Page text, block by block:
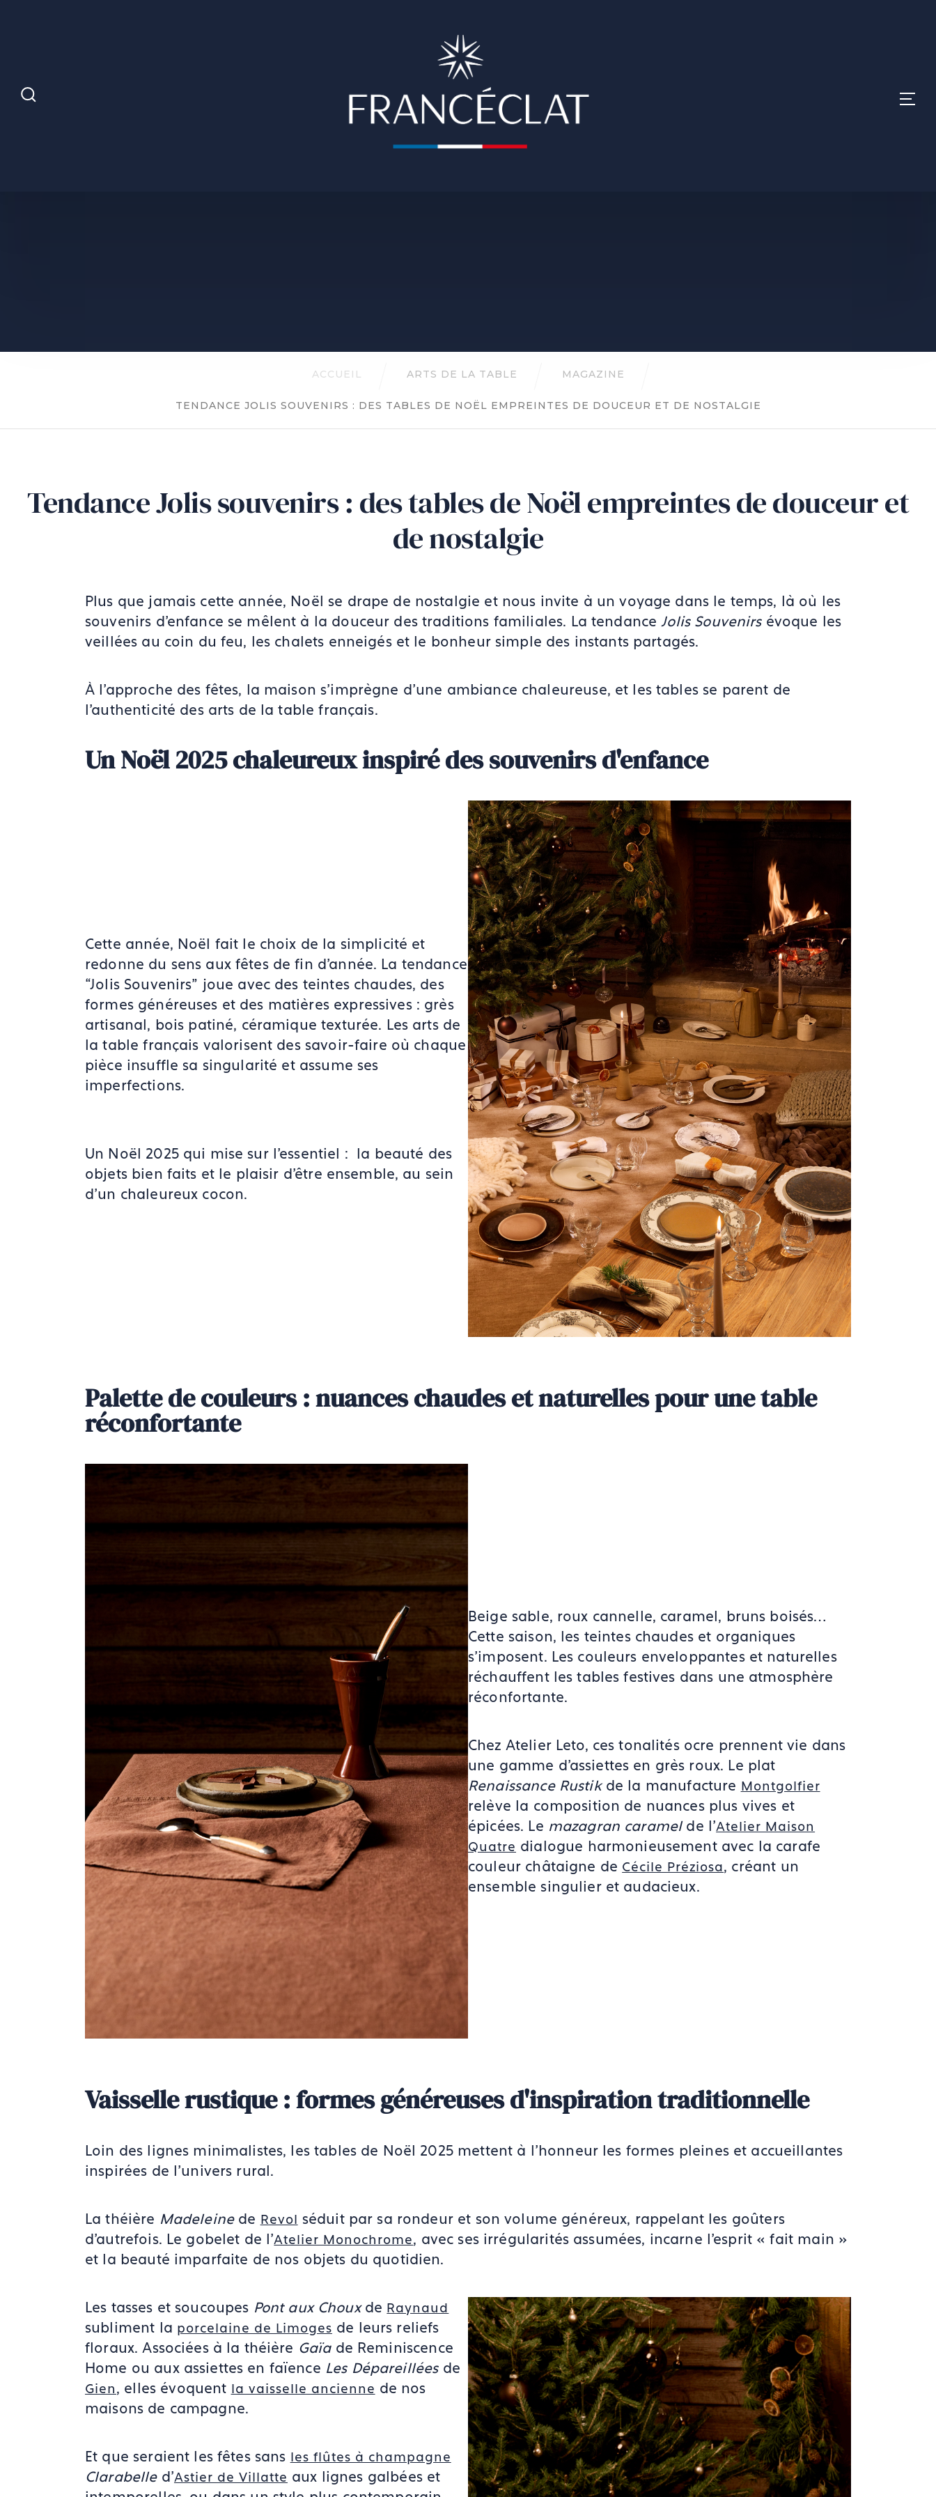
ACCUEIL ARTS DE LA TABLE MAGAZINE
TENDANCE JOLIS SOUVENIRS : DES TABLES DE NOËL EMPREINTES DE DOUCEUR ET DE NOSTALGIE
Tendance Jolis souvenirs : des tables de Noël empreintes de douceur et
de nostalgie
Plus que jamais cette année, Noël se drape de nostalgie et nous invite à un voyage dans le temps, là où les
souvenirs d'enfance se mêlent à la douceur des traditions familiales. La tendance Jolis Souvenirs évoque les
veillées au coin du feu, les chalets enneigés et le bonheur simple des instants partagés.
À l'approche des fêtes, la maison s'imprègne d'une ambiance chaleureuse, et les tables se parent de
l'authenticité des arts de la table français.
Un Noël 2025 chaleureux inspiré des souvenirs d'enfance
Cette année, Noël fait le choix de la simplicité et
redonne du sens aux fêtes de fin d'année. La tendance
“Jolis Souvenirs” joue avec des teintes chaudes, des
formes généreuses et des matières expressives : grès
artisanal, bois patiné, céramique texturée. Les arts de
la table français valorisent des savoir-faire où chaque
pièce insuffle sa singularité et assume ses
imperfections.
Un Noël 2025 qui mise sur l'essentiel : la beauté des
objets bien faits et le plaisir d’être ensemble, au sein
d'un chaleureux cocon.
Palette de couleurs : nuances chaudes et naturelles pour une table
réconfortante
Beige sable, roux cannelle, caramel, bruns boisés…
Cette saison, les teintes chaudes et organiques
s’imposent. Les couleurs enveloppantes et naturelles
réchauffent les tables festives dans une atmosphère
réconfortante.
Chez Atelier Leto, ces tonalités ocre prennent vie dans
une gamme d'assiettes en grès roux. Le plat
Renaissance Rustikde la manufacture Montgolfier
relève la composition de nuances plus vives et
épicées. Le mazagran caramelde l'Atelier Maison
Quatre dialogue harmonieusement avec la carafe
couleur châtaigne de Cécile Préziosa, créant un
ensemble singulier et audacieux.
Vaisselle rustique : formes généreuses d'inspiration traditionnelle
Loin des lignes minimalistes, les tables de Noël 2025 mettent à l'honneur les formes pleines et accueillantes
inspirées de l'univers rural.
La théière Madeleinede Revol séduit par sa rondeur et son volume généreux, rappelant les goûters
d'autrefois. Le gobelet de l'Atelier Monochrome, avec ses irrégularités assumées, incarne l'esprit « fait main »
et la beauté imparfaite de nos objets du quotidien.
Les tasses et soucoupes Pont aux Chouxde Raynaud
subliment la porcelaine de Limoges de leurs reliefs
floraux. Associées à la théière Gaïade Reminiscence
Home ou aux assiettes en faïence Les Dépareilléesde
Gien, elles évoquent la vaisselle ancienne de nos
maisons de campagne.
Et que seraient les fêtes sans les flûtes à champagne
Clarabelled'Astier de Villatte aux lignes galbées et